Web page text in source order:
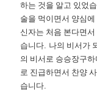
하는 것을 알고 있었
술을 먹이면서 양심
신자는 처음 본다면
습니다. 나의 비서가
의 비서로 승승장구
로 진급하면서 찬양
습니다.